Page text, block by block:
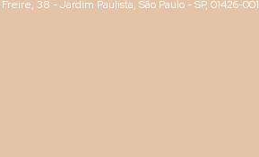
Freire, 38 - Jardim Paulista, São Paulo - SP, 01426-001